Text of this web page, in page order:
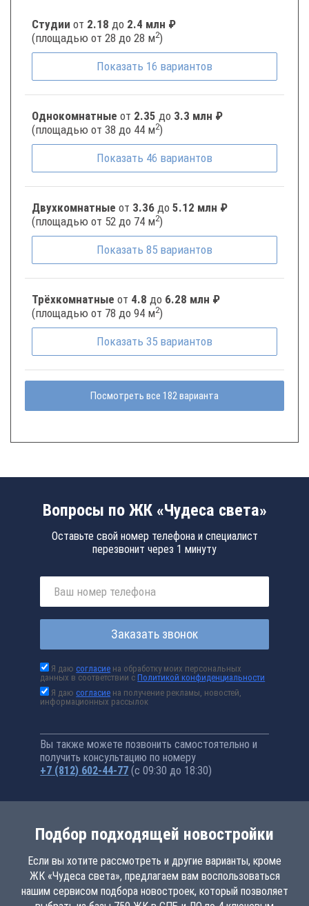
Студии от 2.18 до 2.4 млн ₽
(площадью от 28 до 28 м2)
Показать 16 вариантов
Однокомнатные от 2.35 до 3.3 млн ₽
(площадью от 38 до 44 м2)
Показать 46 вариантов
Двухкомнатные от 3.36 до 5.12 млн ₽
(площадью от 52 до 74 м2)
Показать 85 вариантов
Трёхкомнатные от 4.8 до 6.28 млн ₽
(площадью от 78 до 94 м2)
Показать 35 вариантов
Посмотреть все 182 варианта
Вопросы по ЖК «Чудеса света»
Оставьте свой номер телефона и специалист
перезвонит через 1 минуту
Заказать звонок
Я даюсогласие на обработку моих персональных
данных в соответствии сПолитикой конфиденциальности
Я даюсогласие на получение рекламы, новостей,
информационных рассылок
Вы также можете позвонить самостоятельно и
получить консультацию по номеру
+7 (812) 602-44-77 (с 09:30 до 18:30)
Подбор подходящей новостройки
Если вы хотите рассмотреть и другие варианты, кроме
ЖК «Чудеса света», предлагаем вам воспользоваться
нашим сервисом подбора новостроек, который позволяет